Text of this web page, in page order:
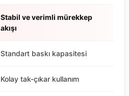
Stabil ve verimli mürekkep
akışı
Standart baskı kapasitesi
Kolay tak-çıkar kullanım